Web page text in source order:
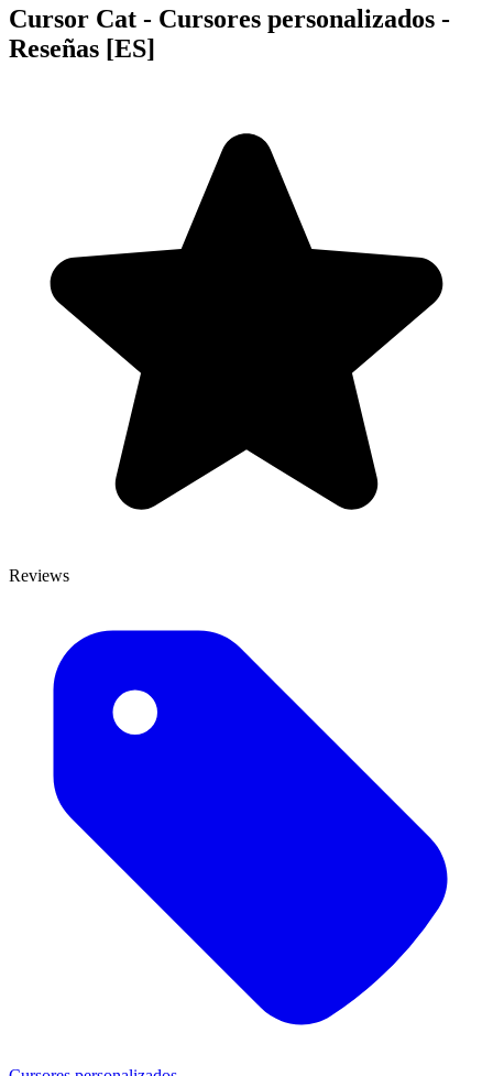
Cursor Cat - Cursores personalizados -
Reseñas [ES]
Reviews